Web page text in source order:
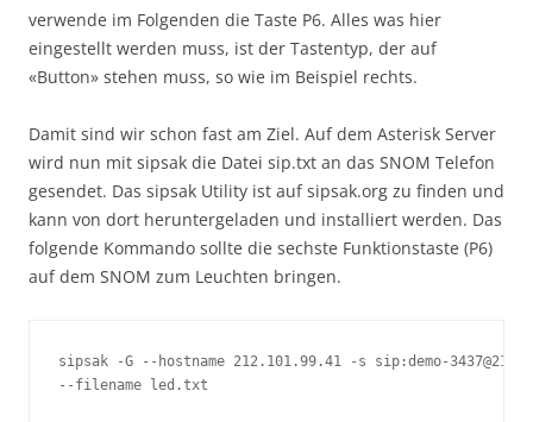
verwende im Folgenden die Taste P6. Alles was hier
eingestellt werden muss, ist der Tastentyp, der auf
«Button» stehen muss, so wie im Beispiel rechts.
Damit sind wir schon fast am Ziel. Auf dem Asterisk Server
wird nun mit sipsak die Datei sip.txt an das SNOM Telefon
gesendet. Das sipsak Utility ist auf sipsak.org zu finden und
kann von dort heruntergeladen und installiert werden. Das
folgende Kommando sollte die sechste Funktionstaste (P6)
auf dem SNOM zum Leuchten bringen.
sipsak -G --hostname 212.101.99.41 -s sip:demo-
--filename led.txt